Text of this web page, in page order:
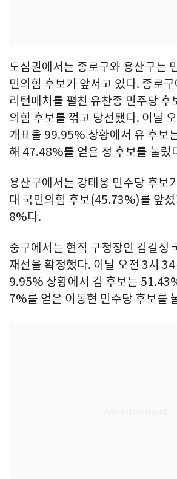
도심권에서는 종로구와 용산구는
민의힘 후보가 앞서고 있다. 종로
리턴매치를 펼친 유찬종 민주당 후
의힘 후보를 꺾고 당선됐다. 이날
개표율 99.95% 상황에서 유 후보
해 47.48%를 얻은 정 후보를 눌렀
용산구에서는 강태웅 민주당 후보
대 국민의힘 후보(45.73%)를 앞
8%다.
중구에서는 현직 구청장인 김길성
재선을 확정했다. 이날 오전 3시
9.95% 상황에서 김 후보는
7%를 얻은 이동현 민주당 후보를